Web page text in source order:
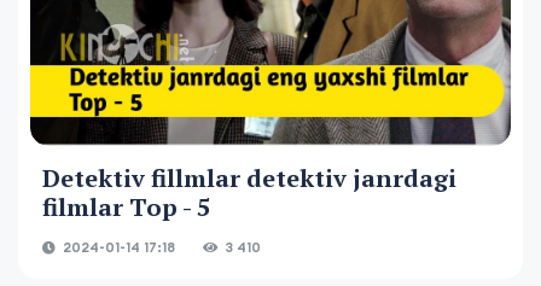
Detektiv fillmlar detektiv janrdagi
filmlar Top - 5
2024-01-14 17:18 3 410